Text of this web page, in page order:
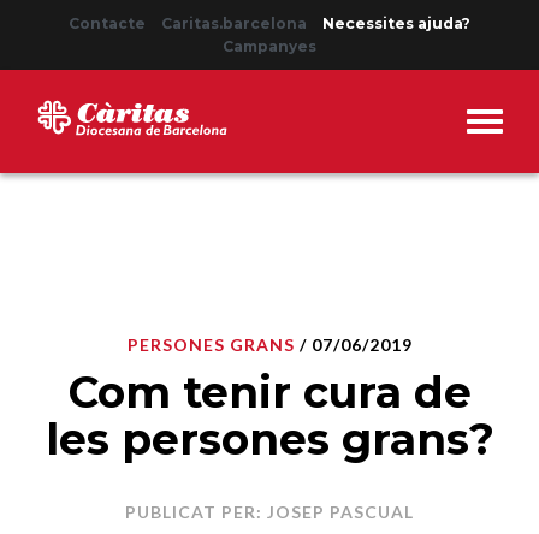
Contacte Caritas.barcelona
Necessites ajuda?
Campanyes
PERSONES GRANS / 07/06/2019
Com tenir cura de
les persones grans?
PUBLICAT PER: JOSEP PASCUAL